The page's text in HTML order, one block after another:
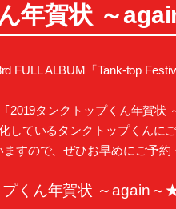
年賀状 ～
FULL ALBUM「Tank-top
2019タンクトップくん年賀状
しているタンクトップくんにご
すので、ぜひお早めにご予約
くん年賀状 ～again～